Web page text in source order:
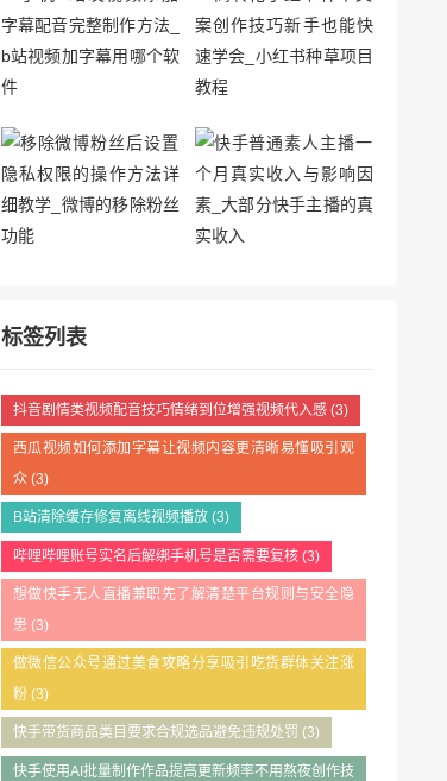
标签列表
抖音剧情类视频配音技巧情绪到位增强视频代入感(3)
西瓜视频如何添加字幕让视频内容更清晰易懂吸引观
众(3)
B站清除缓存修复离线视频播放(3)
哔哩哔哩账号实名后解绑手机号是否需要复核(3)
想做快手无人直播兼职先了解清楚平台规则与安全隐
患 (3)
做微信公众号通过美食攻略分享吸引吃货群体关注涨
粉(3)
快手带货商品类目要求合规选品避免违规处罚 (3)
快手使用AI批量制作作品提高更新频率不用熬夜创作技